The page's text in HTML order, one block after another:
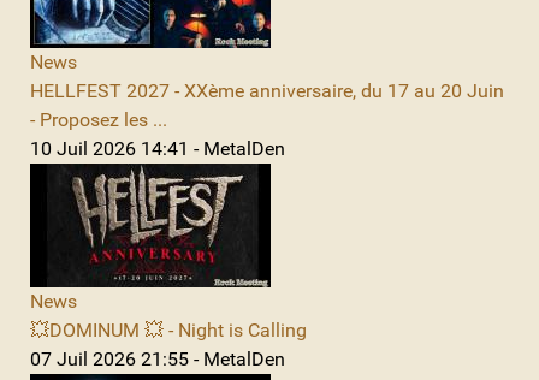
News
HELLFEST 2027 - XXème anniversaire, du 17 au 20 Juin
- Proposez les ...
10 Juil 2026 14:41 - MetalDen
News
💥DOMINUM 💥 - Night is Calling
07 Juil 2026 21:55 - MetalDen